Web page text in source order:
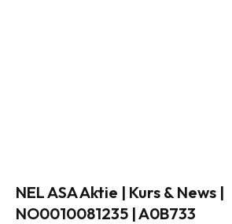
NEL ASA Aktie | Kurs & News |
NO0010081235 | A0B733